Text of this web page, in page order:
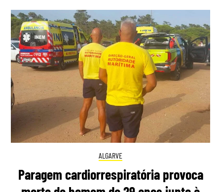
ALGARVE
Paragem cardiorrespiratória provoca